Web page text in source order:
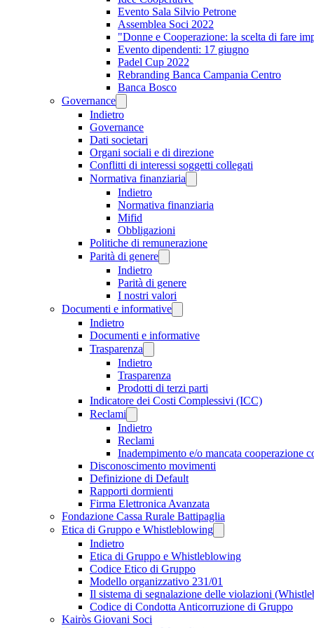
Evento Sala Silvio Petrone
Assemblea Soci 2022
"Donne e Cooperazione: la scelta di fare
Evento dipendenti: 17 giugno
Padel Cup 2022
Rebranding Banca Campania Centro
Banca Bosco
Governance
Indietro
Governance
Dati societari
Organi sociali e di direzione
Conflitti di interessi soggetti collegati
Normativa finanziaria
Indietro
Normativa finanziaria
Mifid
Obbligazioni
Politiche di remunerazione
Parità di genere
Indietro
Parità di genere
I nostri valori
Documenti e informative
Indietro
Documenti e informative
Trasparenza
Indietro
Trasparenza
Prodotti di terzi parti
Indicatore dei Costi Complessivi (ICC)
Reclami
Indietro
Reclami
Inadempimento e/o mancata cooperazione
Disconoscimento movimenti
Definizione di Default
Rapporti dormienti
Firma Elettronica Avanzata
Fondazione Cassa Rurale Battipaglia
Etica di Gruppo e Whistleblowing
Indietro
Etica di Gruppo e Whistleblowing
Codice Etico di Gruppo
Modello organizzativo 231/01
Il sistema di segnalazione delle violazioni
Codice di Condotta Anticorruzione di Gruppo
Kairòs Giovani Soci